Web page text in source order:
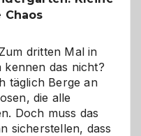
eine
die
richtige
Wahl?
dritten Mal in
kennen das nicht?
täglich Berge an
die alle
Doch muss das
sicherstellen, dass